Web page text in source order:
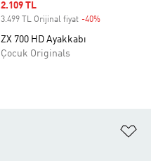
Sale price
2.109 TL
3.499 TL Orijinal fiyat -40%
ZX 700 HD Ayakkabı
Çocuk Originals